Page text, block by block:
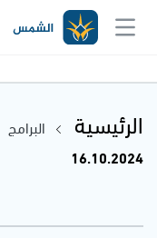
الرئيسية البرامج
16.10.2024